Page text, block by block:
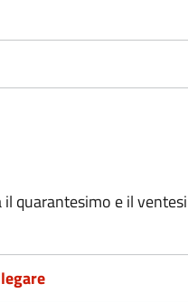
quarantesimo e il